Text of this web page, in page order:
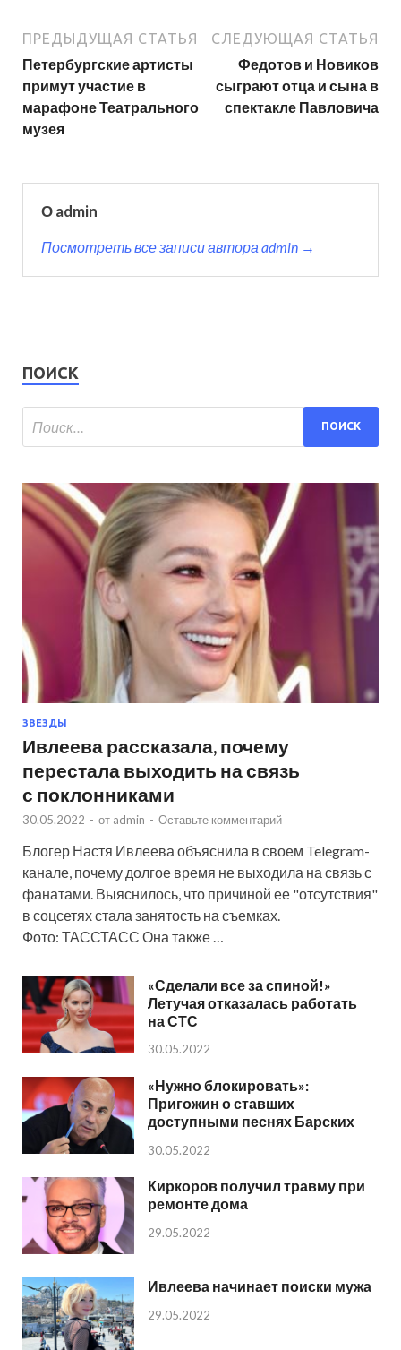
ПРЕДЫДУЩАЯ СТАТЬЯ
Петербургские артисты
примут участие в
марафоне Театрального
музея
СЛЕДУЮЩАЯ СТАТЬЯ
Федотов и Новиков
сыграют отца и сына в
спектакле Павловича
О admin
Посмотреть все записи автора admin →
ПОИСК
ЗВЕЗДЫ
Ивлеева рассказала, почему
перестала выходить на связь
с поклонниками
30.05.2022 - от admin - Оставьте комментарий
Блогер Настя Ивлеева объяснила в своем Telegram-
канале, почему долгое время не выходила на связь с
фанатами. Выяснилось, что причиной ее "отсутствия"
в соцсетях стала занятость на съемках.
Фото: ТАССТАСС Она также …
«Сделали все за спиной!»
Летучая отказалась работать
на СТС
30.05.2022
«Нужно блокировать»:
Пригожин о ставших
доступными песнях Барских
30.05.2022
Киркоров получил травму при
ремонте дома
29.05.2022
Ивлеева начинает поиски мужа
29.05.2022